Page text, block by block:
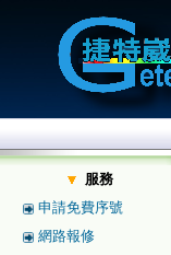
服務
申請免費序號
網路報修